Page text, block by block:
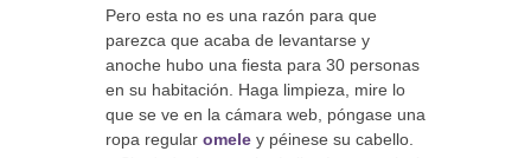
Pero esta no es una razón para que
parezca que acaba de levantarse y
anoche hubo una fiesta para 30 personas
en su habitación. Haga limpieza, mire lo
que se ve en la cámara web, póngase una
ropa regular omele y péinese su cabello.